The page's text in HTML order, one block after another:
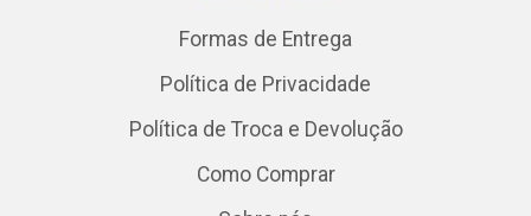
Formas de Entrega
Política de Privacidade
Política de Troca e Devolução
Como Comprar